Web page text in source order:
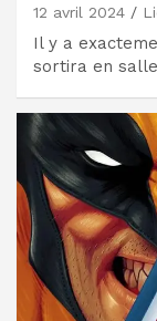
12 avril 2024
Il y a
sortira en